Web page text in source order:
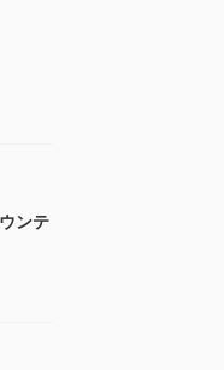
ンテ